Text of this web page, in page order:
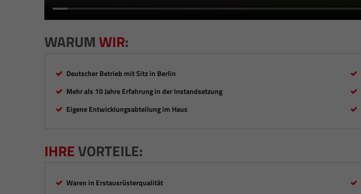
WARUMWIR:
Deutscher Betrieb mit Sitz in Berlin
Mehr als 10 Jahre Erfahrung in der Instandsetzung
Eigene Entwicklungsabteilung im Haus
IHREVORTEILE:
Waren in Erstausrüsterqualität